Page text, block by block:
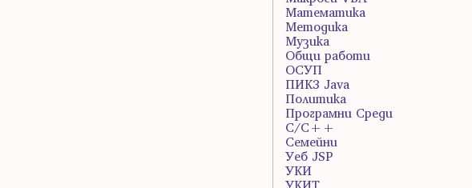
Математика
Методика
Музика
Общи работи
ОСУП
ПИК3 Java
Политика
Програмни Среди
С/С++
Семейни
Уеб JSP
УКИ